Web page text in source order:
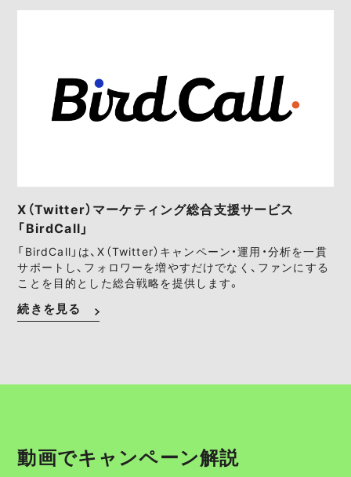
X（Twitter）マーケティング総合支援サービス
「BirdCall」
「BirdCall」は、X（Twitter）キャンペーン・運用・分析を一貫
サポートし、フォロワーを増やすだけでなく、ファンにする
ことを目的とした総合戦略を提供します。
続きを見る
動画でキャンペーン解説